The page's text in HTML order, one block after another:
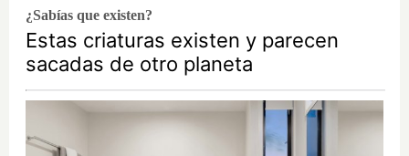
¿Sabías que existen?
Estas criaturas existen y parecen
sacadas de otro planeta